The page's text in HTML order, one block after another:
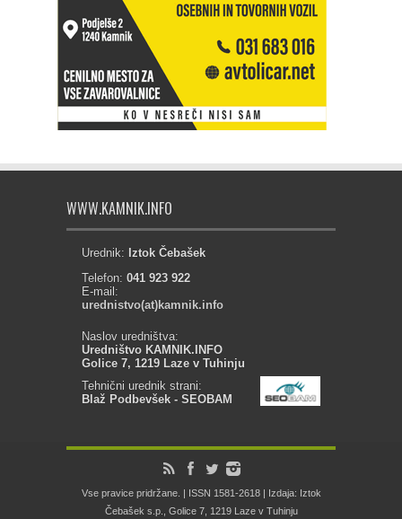
WWW.KAMNIK.INFO
Urednik: Iztok Čebašek
Telefon: 041 923 922
E-mail:
urednistvo(at)kamnik.info
Naslov uredništva:
Uredništvo KAMNIK.INFO
Golice 7, 1219 Laze v Tuhinju
Tehnični urednik strani:
Blaž Podbevšek - SEOBAM
Vse pravice pridržane. | ISSN 1581-2618 | Izdaja: Iztok
Čebašek s.p., Golice 7, 1219 Laze v Tuhinju